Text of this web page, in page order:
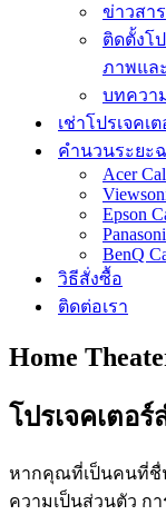
ข่าวสาร
ติดตั้งโ
ภาพแล
บทควา
เช่าโปรเจคเต
คำนวนระยะ
Acer
Epson
BenQ
วิธีสั่งซื้อ
ติดต่อเรา
Home
โปรเจคเตอ
หากคุณที่เป็นคนที่ชื่
ความเป็นส่วนตัว ก